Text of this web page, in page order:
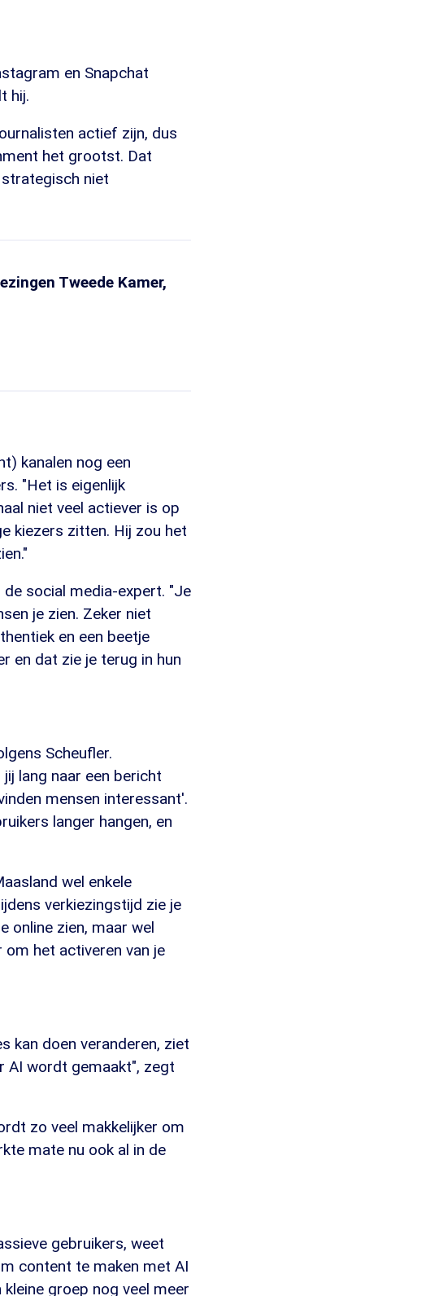
en Snapchat
hij.
actief zijn, dus
het grootst. Dat
niet
Tweede Kamer,
kanalen nog een
"Het is eigenlijk
niet veel actiever is op
kiezers zitten. Hij zou het
social media-expert. "Je
je zien. Zeker niet
en een beetje
en dat zie je terug in hun
Scheufler.
lang naar een bericht
mensen interessant'.
langer hangen, en
wel enkele
verkiezingstijd zie je
online zien, maar wel
het activeren van je
kan doen veranderen, ziet
AI wordt gemaakt", zegt
zo veel makkelijker om
mate nu ook al in de
gebruikers, weet
content te maken met AI
groep nog veel meer